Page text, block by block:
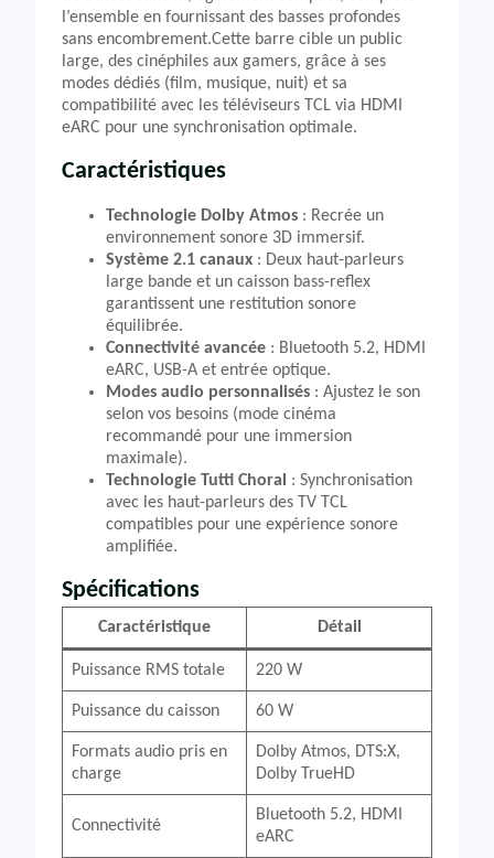
l’ensemble en fournissant des basses profondes
sans encombrement.Cette barre cible un public
large, des cinéphiles aux gamers, grâce à ses
modes dédiés (film, musique, nuit) et sa
compatibilité avec les téléviseurs TCL via HDMI
eARC pour une synchronisation optimale.
Caractéristiques
Technologie Dolby Atmos : Recrée un
environnement sonore 3D immersif.
Système 2.1 canaux : Deux haut-parleurs
large bande et un caisson bass-reflex
garantissent une restitution sonore
équilibrée.
Connectivité avancée : Bluetooth 5.2, HDMI
eARC, USB-A et entrée optique.
Modes audio personnalisés : Ajustez le son
selon vos besoins (mode cinéma
recommandé pour une immersion
maximale).
Technologie Tutti Choral
: Synchronisation
avec les haut-parleurs des TV TCL
compatibles pour une expérience sonore
amplifiée.
Spécifications
Caractéristique Détail
Puissance RMS totale 220 W
Puissance du caisson 60 W
Formats audio pris en
charge
Dolby Atmos, DTS:X,
Dolby TrueHD
Connectivité
Bluetooth 5.2, HDMI
eARC